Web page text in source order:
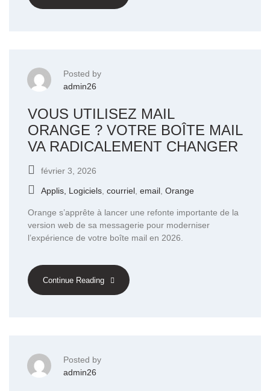
Posted by
admin26
VOUS UTILISEZ MAIL
ORANGE ? VOTRE BOÎTE MAIL
VA RADICALEMENT CHANGER
février 3, 2026
Applis, Logiciels courriel email Orange
Orange s’apprête à lancer une refonte importante de la
version web de sa messagerie pour moderniser
l’expérience de votre boîte mail en 2026.
Continue Reading
Posted by
admin26